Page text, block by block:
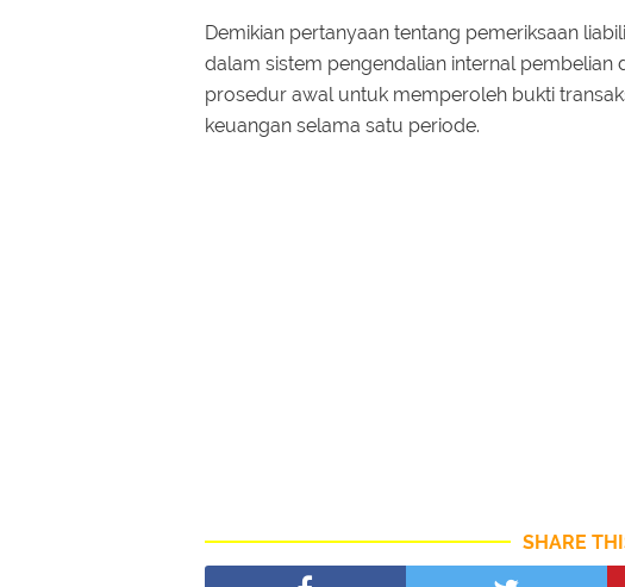
Demikian pertanyaan tentang pemeriksaan
dalam sistem pengendalian internal
prosedur awal untuk memperoleh bukti
keuangan selama satu periode.
SHARE